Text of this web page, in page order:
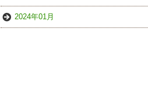
2024年01月